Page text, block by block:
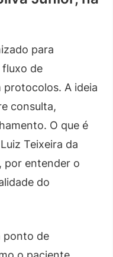
para
fluxo de
protocolos. A ideia
consulta,
O que é
Teixeira da
por entender o
do
ponto de